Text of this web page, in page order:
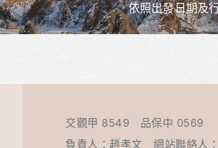
依照出發日期及
交觀甲 8549 品保中 0569
負責人：趙孝文 網站聯絡人